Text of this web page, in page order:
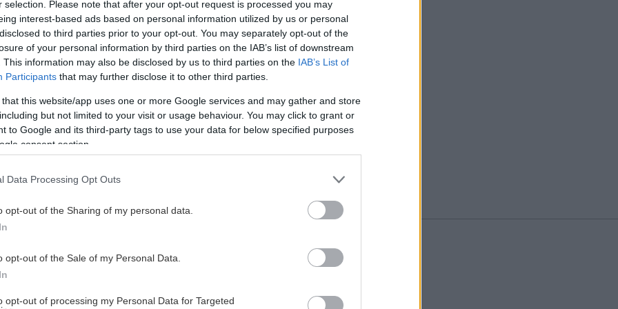
selection. Please note that after your opt-out request is processed you may
interest-based ads based on personal information utilized by us or personal
to third parties prior to your opt-out. You may separately opt-out of the
of your personal information by third parties on the IAB’s list of downstream
This information may also be disclosed by us to third parties on the IAB’s List of
Participants that may further disclose it to other third parties.
that this website/app uses one or more Google services and may gather and store
but not limited to your visit or usage behaviour. You may click to grant or
to Google and its third-party tags to use your data for below specified purposes
consent section.
Data Processing Opt Outs
opt-out of the Sharing of my personal data.
opt-out of the Sale of my Personal Data.
opt-out of processing my Personal Data for Targeted
Buckingham 16, Daniel Hansson 15, Oscar
Ticket Gaines 4, Joel Berhane 3, Anton Fontin 2.
12, Mirko Djeric 10, William Gutenius 7, Felix
OCH SILLY-TIPS